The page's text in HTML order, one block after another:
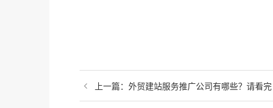
上一篇：外贸建站服务推广公司有哪些？请看完